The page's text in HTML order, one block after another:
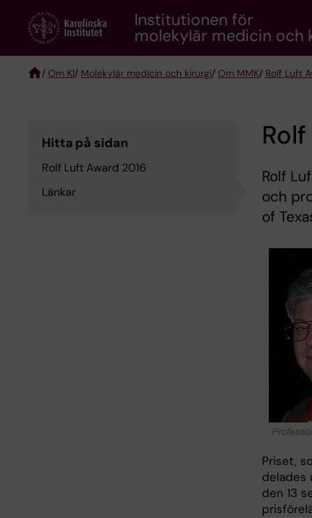
content
Institutionen för
molekylär medicin och
/ Om KI/ Molekylär medicin och kirurgi/ Om MMK/ Rolf Luft
Hitta på sidan
Rolf Luft Award 2016
Länkar
Rolf
och
of
Priset,
delades
den 13